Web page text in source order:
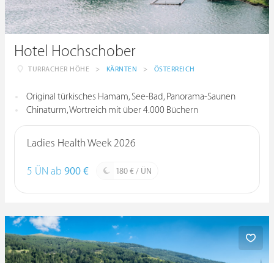
Hotel Hochschober
TURRACHER HÖHE > KÄRNTEN > ÖSTERREICH
Original türkisches Hamam, See-Bad, Panorama-Saunen
Chinaturm, Wortreich mit über 4.000 Büchern
Ladies Health Week 2026
5 ÜN ab 900 € 180 € / ÜN